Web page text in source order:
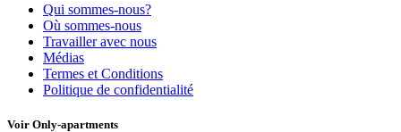
Qui sommes-nous?
Où sommes-nous
Travailler avec nous
Médias
Termes et Conditions
Politique de confidentialité
Voir Only-apartments